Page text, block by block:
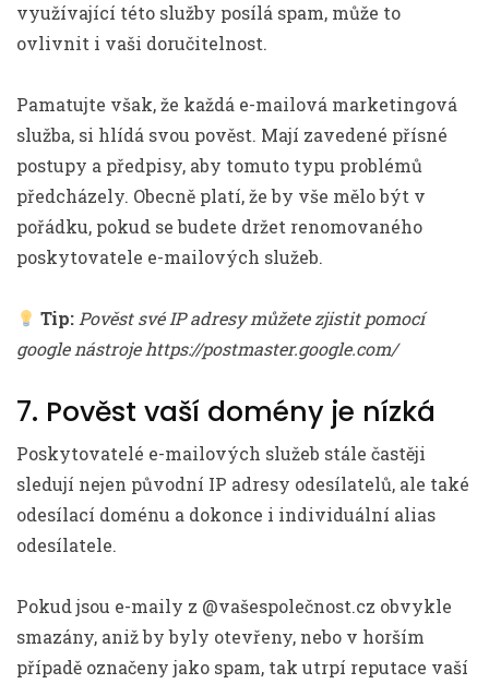
využívající této služby posílá spam, může to
ovlivnit i vaši doručitelnost.
Pamatujte však, že každá e-mailová marketingová
služba, si hlídá svou pověst. Mají zavedené přísné
postupy a předpisy, aby tomuto typu problémů
předcházely. Obecně platí, že by vše mělo být v
pořádku, pokud se budete držet renomovaného
poskytovatele e-mailových služeb.
Tip: Pověst své IP adresy můžete zjistit pomocí
google nástroje https://postmaster.google.com/
7. Pověst vaší domény je nízká
Poskytovatelé e-mailových služeb stále častěji
sledují nejen původní IP adresy odesílatelů, ale také
odesílací doménu a dokonce i individuální alias
odesílatele.
Pokud jsou e-maily z @vašespolečnost.cz obvykle
smazány, aniž by byly otevřeny, nebo v horším
případě označeny jako spam, tak utrpí reputace vaší